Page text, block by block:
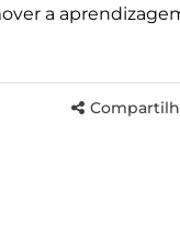
a